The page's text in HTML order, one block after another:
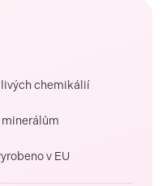
chemikálií
v EU